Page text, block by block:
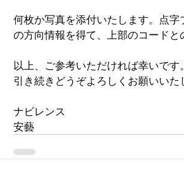
何枚か写真を添付いたします。点
の方向情報を得て、上部のコードと
以上、ご参考いただければ幸いです。
引き続きどうぞよろしくお願いいた
ナビレンス
安藝